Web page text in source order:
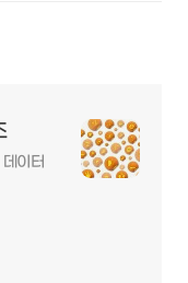
이터